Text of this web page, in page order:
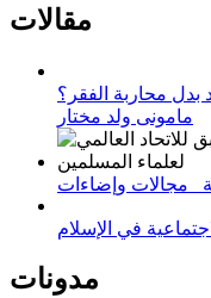
مقالات
بدل محاربة الفقر؟
مامونى ولد مختار
مجالات وإضاءات
مدونات